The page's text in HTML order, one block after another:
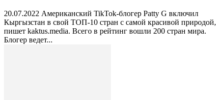
20.07.2022 Американский TikTok-блогер Patty G включил
Кыргызстан в свой ТОП-10 стран с самой красивой природой,
пишет kaktus.media. Всего в рейтинг вошли 200 стран мира.
Блогер ведет...